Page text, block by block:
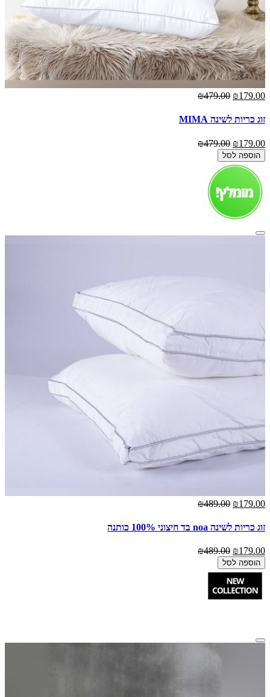
₪179.00
₪479.00
זוג כריות לשינה MIMA
₪179.00
₪479.00
הוספה לסל
₪179.00
₪489.00
זוג כריות לשינה noa בד חיצוני 100% כותנה
₪179.00
₪489.00
הוספה לסל